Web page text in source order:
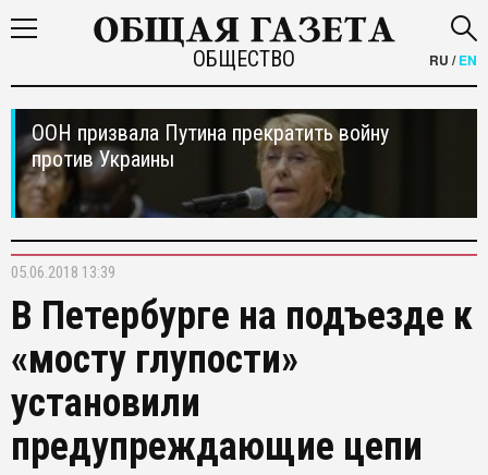
ОБЩЕСТВО RU /EN
ООН призвала Путина прекратить войну
против Украины
05.06.2018 13:39
В Петербурге на подъезде к
«мосту глупости»
установили
предупреждающие цепи